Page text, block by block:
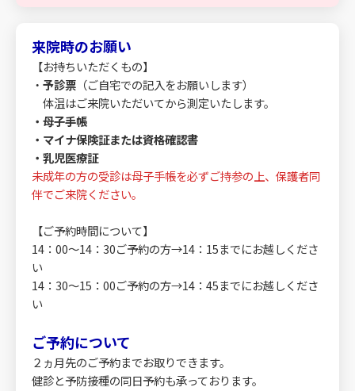
来院時のお願い
【お持ちいただくもの】
・ 予診票 （ご自宅での記入をお願いします）
体温はご来院いただいてから測定いたします。
・母子手帳
・マイナ保険証または資格確認書
・乳児医療証
未成年の方の受診は母子手帳を必ずご持参の上、保護者同
伴でご来院ください。
【ご予約時間について】
14：00～14：30ご予約の方→14：15までにお越しくださ
い
14：30～15：00ご予約の方→14：45までにお越しくださ
い
ご予約について
２ヵ月先のご予約までお取りできます。
健診と予防接種の同日予約も承っております。